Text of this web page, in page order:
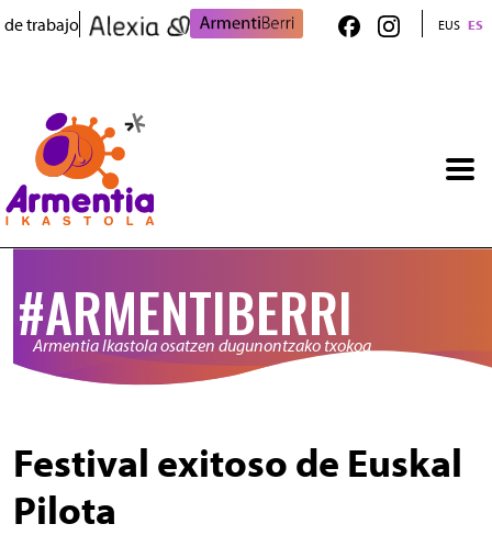
Pasar al contenido principal
de trabajo EUS ES
#ARMENTIBERRI
Armentia Ikastola osatzen dugunontzako txokoa
Festival exitoso de Euskal
Pilota